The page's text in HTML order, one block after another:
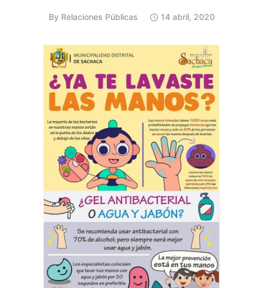
By Relaciones Públicas 14 abril, 2020